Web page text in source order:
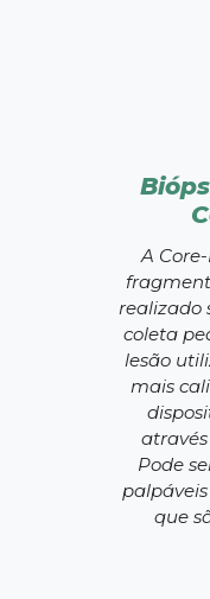
A
realizado
coleta
lesão
mais
Pode
que